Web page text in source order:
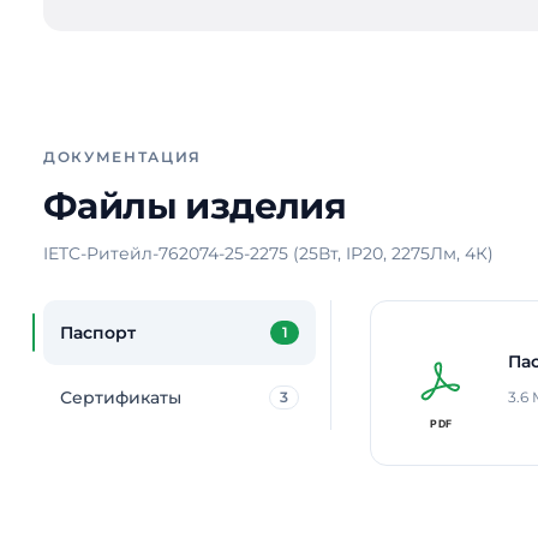
ДОКУМЕНТАЦИЯ
Файлы изделия
IETC-Ритейл-762074-25-2275 (25Вт, IP20, 2275Лм, 4К)
Паспорт 1
Сертификаты 3 3.6